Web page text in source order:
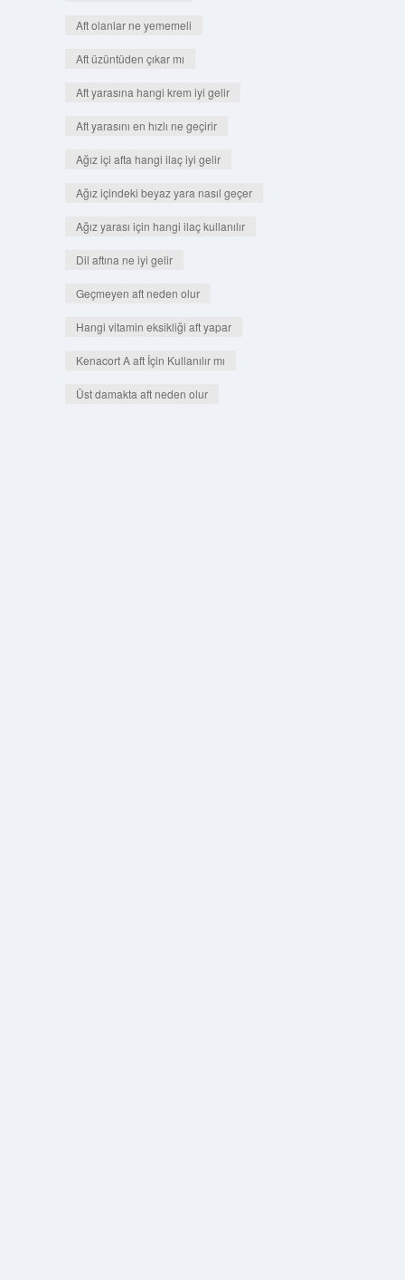
Aft olanlar ne yememeli
Aft üzüntüden çıkar mı
Aft yarasına hangi krem iyi gelir
Aft yarasını en hızlı ne geçirir
Ağız içi afta hangi ilaç iyi gelir
Ağız içindeki beyaz yara nasıl geçer
Ağız yarası için hangi ilaç kullanılır
Dil aftına ne iyi gelir
Geçmeyen aft neden olur
Hangi vitamin eksikliği aft yapar
Kenacort A aft İçin Kullanılır mı
Üst damakta aft neden olur